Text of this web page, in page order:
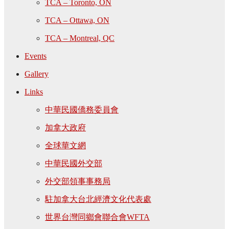
TCA – Toronto, ON
TCA – Ottawa, ON
TCA – Montreal, QC
Events
Gallery
Links
中華民國僑務委員會
加拿大政府
全球華文網
中華民國外交部
外交部領事事務局
駐加拿大台北經濟文化代表處
世界台灣同鄉會聯合會WFTA